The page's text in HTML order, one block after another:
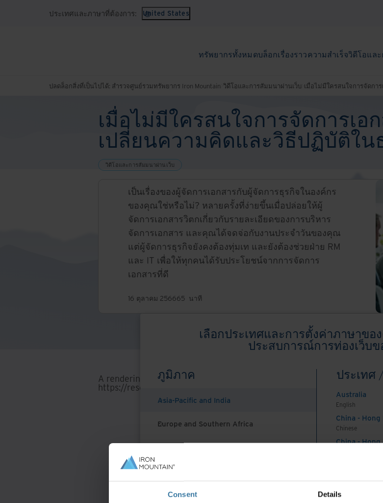
Consent Details
ประเทศและภาษาที่ต้องการ: United States
ทรัพยากรทั้งหมดบล็อกเรื่องราวความสำเร็จวิดีโอแล
เลือกประเทศและการตั้งค่าภาษาขอ
ประสบการณ์การท่องเว็บ
ภูมิภาค
Asia-Pacific and India
Europe and Southern Africa
Middle East North Africa And Turkey
North America
ประเทศ
Australia
English
China - Hong
Chinese
China - Hong
English
ปลดล็อกสิ่งที่เป็นไปได้: สำรวจศูนย์รวมทรัพยากร Iron Mountain วิดีโอและการสัมมนาผ่านเว็บ เมื่อไม่มีใครสนใจการจัดกา
เมื่อไม่มีใครสนใจการจัดการเอ
เปลี่ยนความคิดและวิธีปฏิบัติใน
วิดีโอและการสัมมนาผ่านเว็บ
เป็นเรื่องของผู้จัดการเอกสารกับผู้จัดการธุรกิจในองค์กร
ของคุณใช่หรือไม่? หลายครั้งที่ง่ายขึ้นเมื่อปล่อยให้ผู้
จัดการเอกสารวิตกเกี่ยวกับรายละเอียดของการบริหาร
จัดการเอกสาร และคุณได้จดจ่อกับงานประจำวันของคุณ
แต่ผู้จัดการธุรกิจยังคงต้องทุ่มเท และยังต้องช่วยฝ่าย RM
และ IT เพื่อให้ทุกคนได้รับประโยชน์จากการจัดการ
เอกสารที่ดี
16 ตุลาคม 256665 นาที
A rendering error occurred: Loading chunk 432 failed. (missing:
https://resources.ironmountain.com/_next/static/chunks/